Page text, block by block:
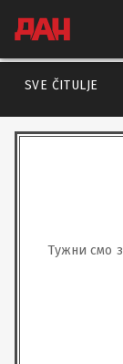
SVE ČITULJE
Тужни смо